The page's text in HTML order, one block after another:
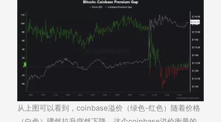
从上图可以看到，coinbase溢价（绿色-红色）随着价格